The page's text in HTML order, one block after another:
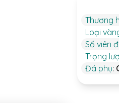
Thương
Loại
Số viên
Trọng
Đá phụ: